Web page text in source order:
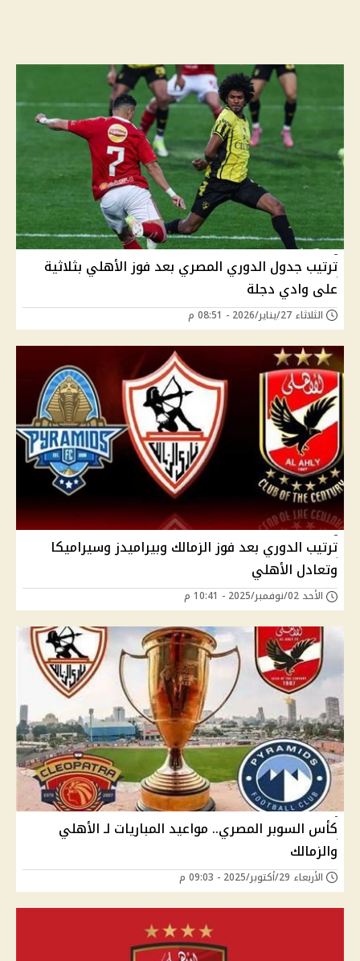
ترتيب جدول الدوري المصري بعد فوز الأهلي بثلاثية
على وادي دجلة
الثلاثاء 27/يناير/2026 - 08:51 م
ترتيب الدوري بعد فوز الزمالك وبيراميدز وسيراميكا
وتعادل الأهلي
الأحد 02/نوفمبر/2025 - 10:41 م
كأس السوبر المصري.. مواعيد المباريات لـ الأهلي
والزمالك
الأربعاء 29/أكتوبر/2025 - 09:03 م